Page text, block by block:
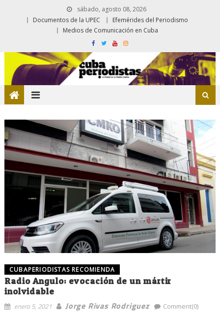
sábado, agosto 08, 2026
Documentos de la UPEC
Efemérides del Periodismo
Medios de Comunicación en Cuba
CUBAPERIODISTAS RECOMIENDA
Radio Angulo: evocación de un mártir
inolvidable
enero 5, 2021 Jorge Rivas Rodriguez Comment(0)